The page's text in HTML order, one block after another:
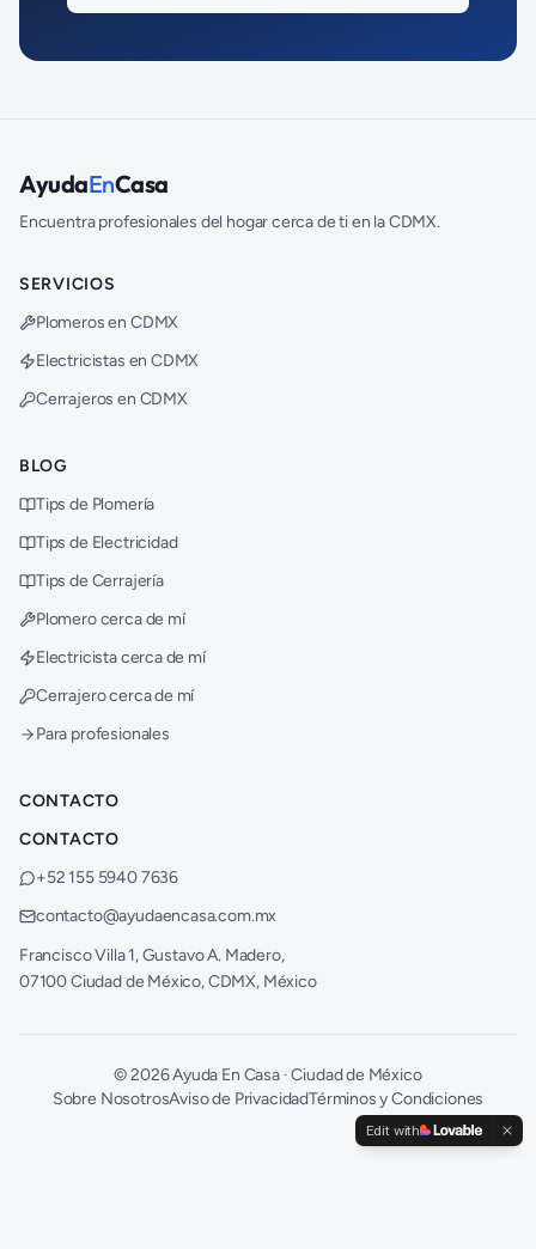
AyudaEnCasa
Encuentra profesionales del hogar cerca de ti en la CDMX.
SERVICIOS
Plomeros en CDMX
Electricistas en CDMX
Cerrajeros en CDMX
BLOG
Tips de Plomería
Tips de Electricidad
Tips de Cerrajería
Plomero cerca de mí
Electricista cerca de mí
Cerrajero cerca de mí
Para profesionales
CONTACTO
CONTACTO
+52 155 5940 7636
contacto@ayudaencasa.com.mx
Francisco Villa 1, Gustavo A. Madero,
07100 Ciudad de México, CDMX, México
©2026Ayuda En Casa · Ciudad de México
Sobre NosotrosAviso de PrivacidadTérminos y Condiciones
Edit with